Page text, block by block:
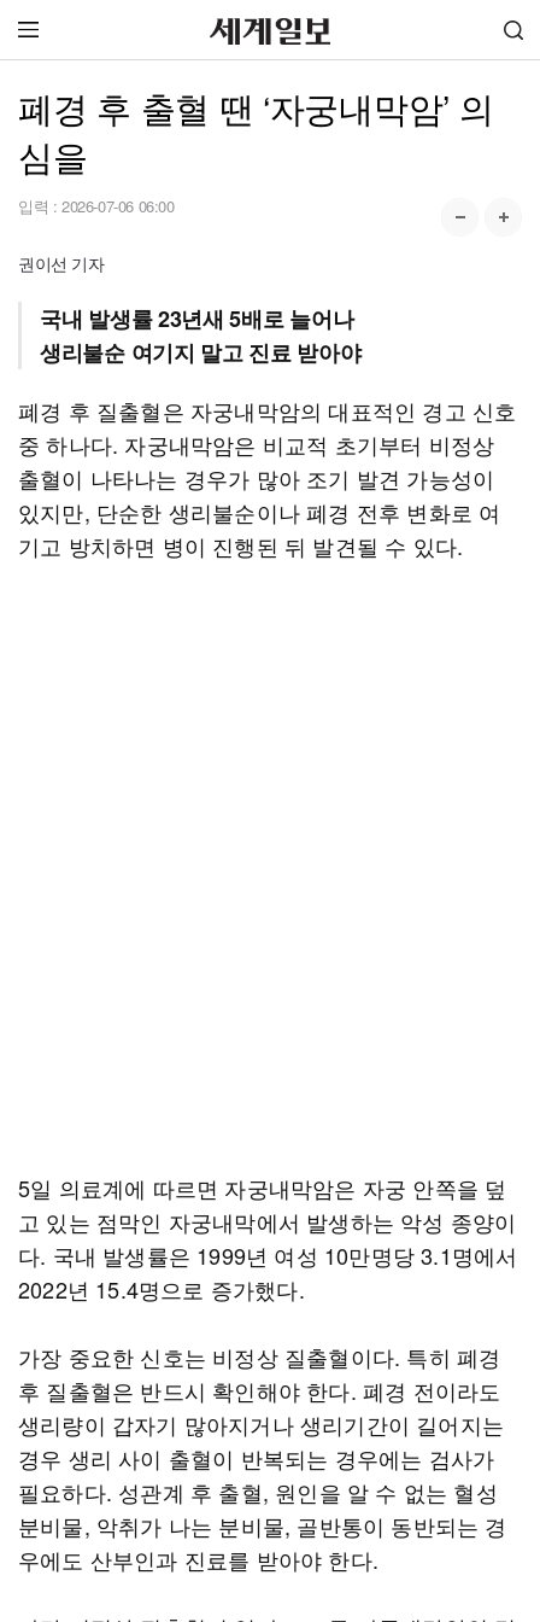
폐경 후 출혈 땐 ‘자궁내막암’ 의
심을
입력 : 2026-07-06 06:00
권이선 기자
국내 발생률 23년새 5배로 늘어나
생리불순 여기지 말고 진료 받아야
폐경 후 질출혈은 자궁내막암의 대표적인 경고 신호
중 하나다. 자궁내막암은 비교적 초기부터 비정상
출혈이 나타나는 경우가 많아 조기 발견 가능성이
있지만, 단순한 생리불순이나 폐경 전후 변화로 여
기고 방치하면 병이 진행된 뒤 발견될 수 있다.
5일 의료계에 따르면 자궁내막암은 자궁 안쪽을 덮
고 있는 점막인 자궁내막에서 발생하는 악성 종양이
다. 국내 발생률은 1999년 여성 10만명당 3.1명에서
2022년 15.4명으로 증가했다.
가장 중요한 신호는 비정상 질출혈이다. 특히 폐경
후 질출혈은 반드시 확인해야 한다. 폐경 전이라도
생리량이 갑자기 많아지거나 생리기간이 길어지는
경우 생리 사이 출혈이 반복되는 경우에는 검사가
필요하다. 성관계 후 출혈, 원인을 알 수 없는 혈성
분비물, 악취가 나는 분비물, 골반통이 동반되는 경
우에도 산부인과 진료를 받아야 한다.